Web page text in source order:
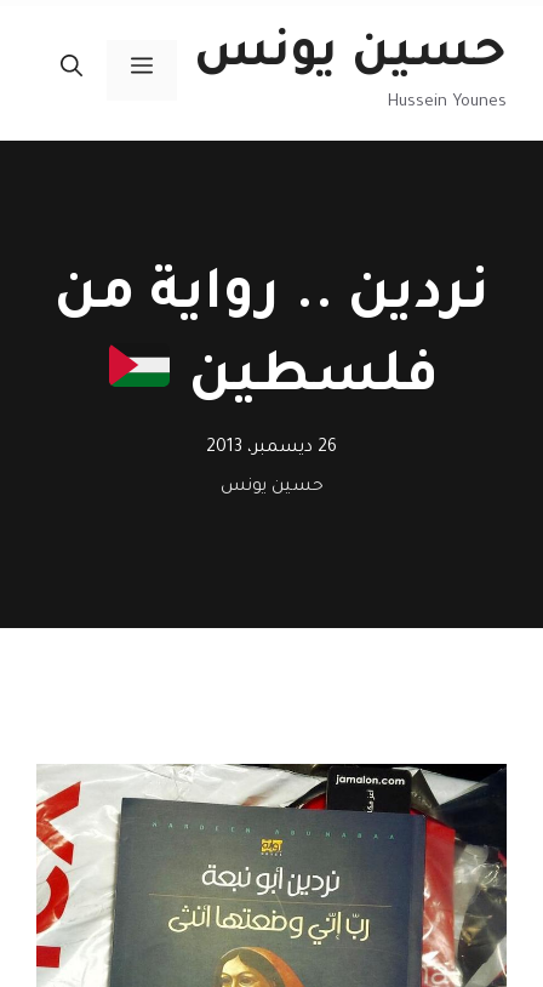
المحتوى
حسين يونس
Hussein Younes
القائمة
نردين .. رواية من
فلسطين
26 ديسمبر، 2013
حسين يونس